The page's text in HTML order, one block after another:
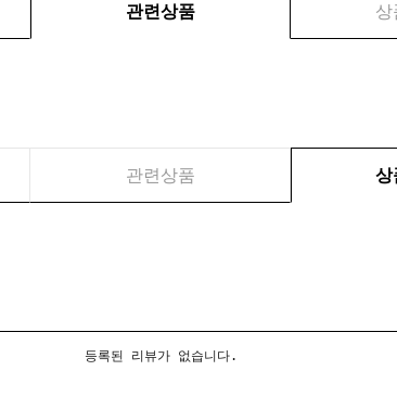
관련상품
관련상품 상
등록된 리뷰가 없습니다.